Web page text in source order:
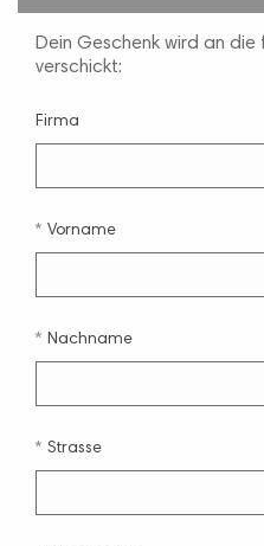
Dein Geschenk wird an
verschickt:
Firma
Vorname
Nachname
Strasse